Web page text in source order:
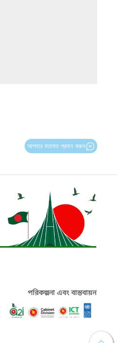
আপনার মতামত প্রদান করুন
পরিকল্পনা এবং বাস্তবায়ন